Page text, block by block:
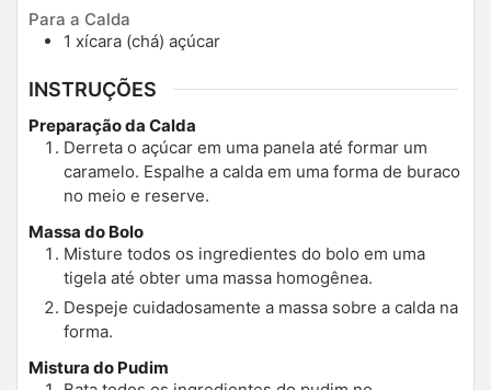
Para a Calda
1 xícara (chá) açúcar
INSTRUÇÕES
Preparação da Calda
Derreta o açúcar em uma panela até formar um
caramelo. Espalhe a calda em uma forma de buraco
no meio e reserve.
Massa do Bolo
Misture todos os ingredientes do bolo em uma
tigela até obter uma massa homogênea.
Despeje cuidadosamente a massa sobre a calda na
forma.
Mistura do Pudim